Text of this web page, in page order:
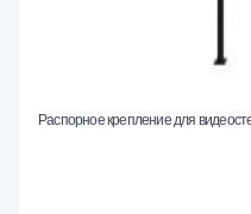
Распорное крепление для